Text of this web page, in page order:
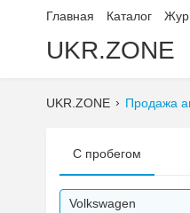
Главная Каталог
UKR.ZONE
UKR.ZONE Продажа
С пробегом
Volkswagen